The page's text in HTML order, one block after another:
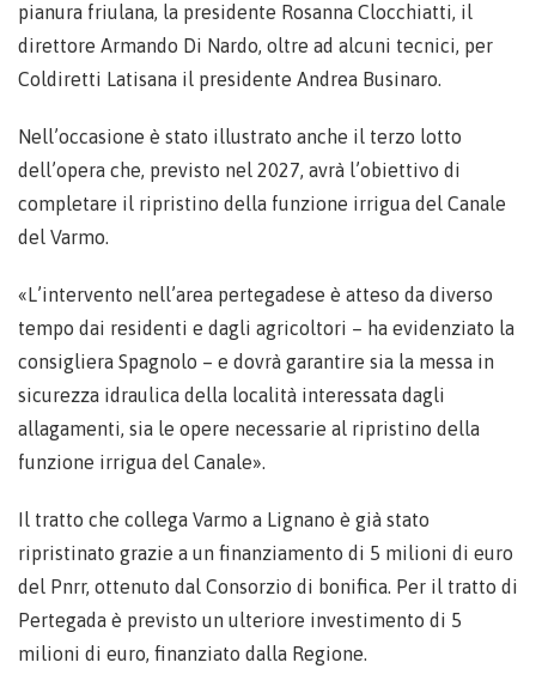
pianura friulana, la presidente Rosanna Clocchiatti, il
direttore Armando Di Nardo, oltre ad alcuni tecnici, per
Coldiretti Latisana il presidente Andrea Businaro.
Nell’occasione è stato illustrato anche il terzo lotto
dell’opera che, previsto nel 2027, avrà l’obiettivo di
completare il ripristino della funzione irrigua del Canale
del Varmo.
«L’intervento nell’area pertegadese è atteso da diverso
tempo dai residenti e dagli agricoltori – ha evidenziato la
consigliera Spagnolo – e dovrà garantire sia la messa in
sicurezza idraulica della località interessata dagli
allagamenti, sia le opere necessarie al ripristino della
funzione irrigua del Canale».
Il tratto che collega Varmo a Lignano è già stato
ripristinato grazie a un finanziamento di 5 milioni di euro
del Pnrr, ottenuto dal Consorzio di bonifica. Per il tratto di
Pertegada è previsto un ulteriore investimento di 5
milioni di euro, finanziato dalla Regione.